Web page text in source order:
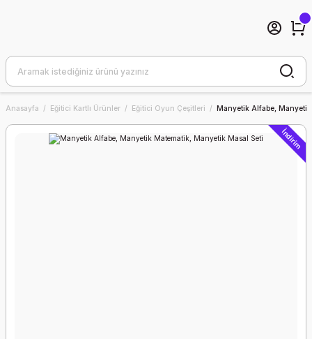
Anasayfa Eğitici Kartlı Ürünler Eğitici Oyun Çeşitleri Manyetik Alfabe,
İndirim